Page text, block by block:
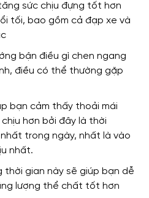
sức chịu đựng tốt hơn
tối, bao gồm cả đạp xe và
bận điều gì chen ngang
, điều có thể thường gặp
bạn cảm thấy thoải mái
hơn bởi đây là thời
trong ngày, nhất là vào
nhất.
gian này sẽ giúp bạn dễ
lượng thể chất tốt hơn